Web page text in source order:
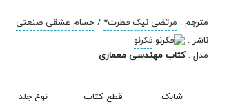
مترجم : مرتضی نیک فطرت* / حسام عشقی صنعتی
ناشر :
فکرنو
مدل :کتاب مهندسی معماری
شابک قطع کتاب نوع جلد